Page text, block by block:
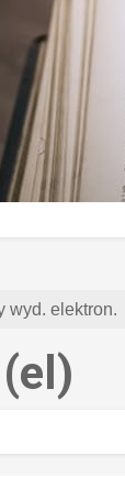
wyd. elektron.